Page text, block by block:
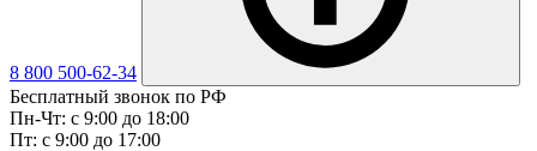
8 800 500-62-34
Бесплатный звонок по РФ
Пн-Чт: с 9:00 до 18:00
Пт: с 9:00 до 17:00